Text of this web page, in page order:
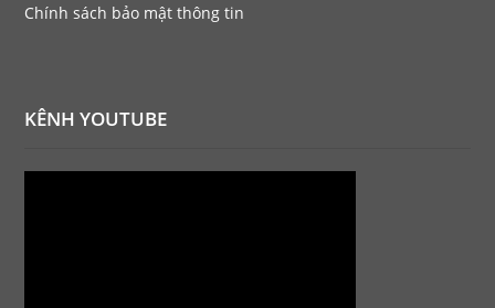
Chính sách bảo mật thông tin
KÊNH YOUTUBE